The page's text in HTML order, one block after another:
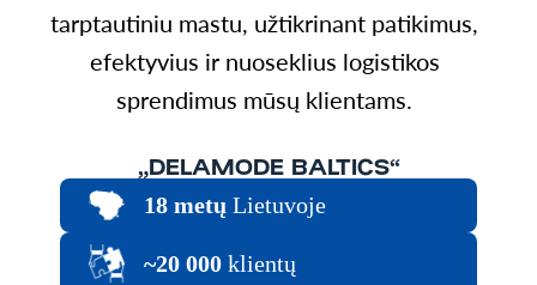
tarptautiniu mastu, užtikrinant patikimus,
efektyvius ir nuoseklius logistikos
sprendimus mūsų klientams.
„DELAMODE BALTICS“
18 metų Lietuvoje
~20 000 klientų